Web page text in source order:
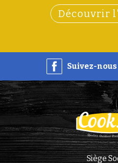
Découvrir
Suivez-
Siège